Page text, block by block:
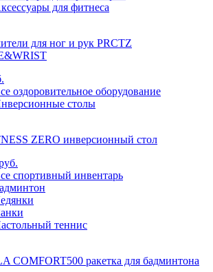
для фитнеса
для ног и рук PRCTZ
оздоровительное оборудование
столы
ZERO инверсионный стол
спортивный инвентарь
теннис
COMFORT500 ракетка для бадминтона